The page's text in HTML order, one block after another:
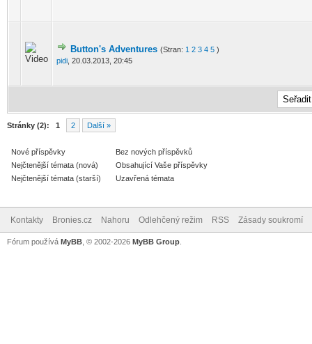
Button's Adventures (Stran: 1 2 3 4 5 )
pidi 20.03.2013, 20:45
Stránky (2): 1 2 Další »
Nové příspěvky
Nejčtenější témata (nová)
Nejčtenější témata (starší)
Bez nových příspěvků
Obsahující Vaše příspěvky
Uzavřená témata
Kontakty Bronies.cz Nahoru Odlehčený režim RSS Zásady soukromí
Fórum používá MyBB , © 2002-2026 MyBB Group